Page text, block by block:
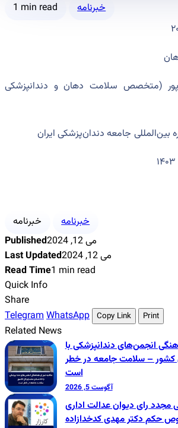
1 min read
خبرنامه
(‌متخصص سلامت دهان و دندانپزشکی
جامعه دندان‌پزشکی ایران
خبرنامه
خبرنامه
Published
می 12, 2024
Last Updated
می 12, 2024
Read Time1 min read
Quick Info
Share
TelegramWhatsApp Copy Link Print
Related News
انجمن‌های دندانپزشکی با
کشور – سلامت جامعه در خطر
است
آگوست 5, 2026
مجدد رای دیوان عدالت اداری
حکم دکتر مهدی کدخدازاده